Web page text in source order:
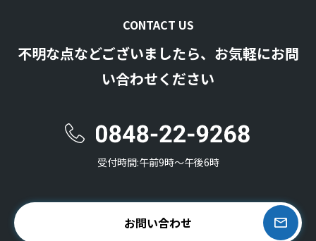
CONTACT US
不明な点などございましたら、お気軽にお問
い合わせください
受付時間:午前9時〜午後6時
お問い合わせ